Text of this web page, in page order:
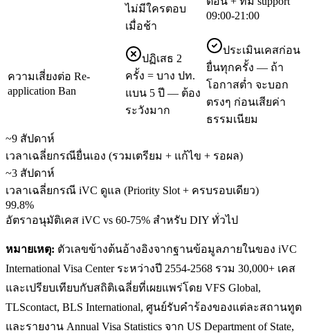
ไม่มีใครตอบ
เมื่อช้า
09:00-21:00
ความเสี่ยงต่อ Re-
application Ban
ปฏิเสธ 2
ครั้ง = บาง ปท.
แบน 5 ปี — ต้อง
ระวังมาก
ประเมินเคสก่อน
ยื่นทุกครั้ง — ถ้า
โอกาสต่ำ จะบอก
ตรงๆ ก่อนเสียค่า
ธรรมเนียม
~9 สัปดาห์
เวลาเฉลี่ยกรณียื่นเอง (รวมเตรียม + แก้ไข + รอผล)
~3 สัปดาห์
เวลาเฉลี่ยกรณี iVC ดูแล (Priority Slot + ครบรอบเดียว)
99.8%
อัตราอนุมัติเคส iVC vs 60-75% สำหรับ DIY ทั่วไป
หมายเหตุ: ตัวเลขข้างต้นอ้างอิงจากฐานข้อมูลภายในของ iVC
International Visa Center ระหว่างปี 2554-2568 รวม 30,000+ เคส
และเปรียบเทียบกับสถิติเฉลี่ยที่เผยแพร่โดย VFS Global,
TLScontact, BLS International, ศูนย์รับคำร้องของแต่ละสถานทูต
และรายงาน Annual Visa Statistics จาก US Department of State,